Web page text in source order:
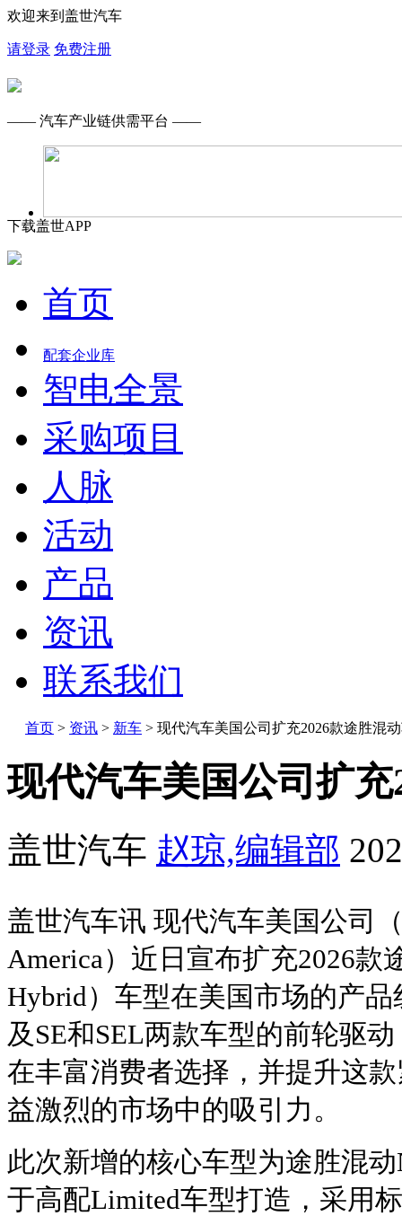
欢迎来到盖世汽车
请登录 免费注册
—— 汽车产业链供需平台 ——
下载盖世APP
首页
配套企业库
智电全景
采购项目
人脉
活动
产品
资讯
联系我们
首页 > 资讯 > 新车 > 现代汽车美国公司扩充2026款途胜混
现代汽车美国公司扩
盖世汽车 赵琼,编辑部
盖世汽车讯 现代汽车美国公司
America）近日宣布扩充2026款
Hybrid）车型在美国市场的产
及SE和SEL两款车型的前轮驱
在丰富消费者选择，并提升这
益激烈的市场中的吸引力。
此次新增的核心车型为途胜混
于高配Limited车型打造，采用